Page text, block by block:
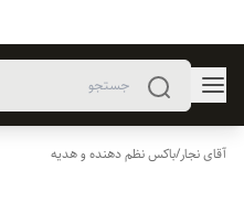
آقای نجار/باکس نظم دهنده و هدیه